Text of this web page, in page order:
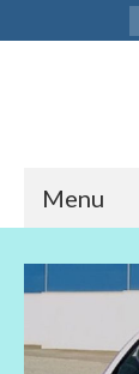
Menu
HOME
SOCIAL